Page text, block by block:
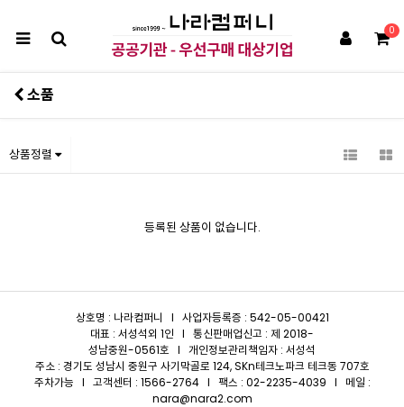
0
소품
상품정렬
등록된 상품이 없습니다.
상호명 : 나라컴퍼니 I 사업자등록증 : 542-05-00421
대표 : 서성석외 1인 I 통신판매업신고 : 제 2018-
성남중원-0561호 I 개인정보관리책임자 : 서성석
주소 : 경기도 성남시 중원구 사기막골로 124, SKn테크노파크 테크동 707호
주차가능 I 고객센터 : 1566-2764 I 팩스 : 02-2235-4039 I 메일 :
nara@nara2.com